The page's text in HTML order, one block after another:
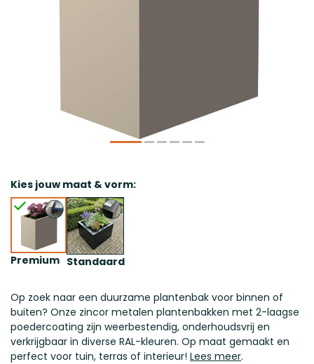
Kies jouw maat & vorm:
Premium Standaard
Op zoek naar een duurzame plantenbak voor binnen of
buiten? Onze zincor metalen plantenbakken met 2-laagse
poedercoating zijn weerbestendig, onderhoudsvrij en
verkrijgbaar in diverse RAL-kleuren. Op maat gemaakt en
perfect voor tuin, terras of interieur! Lees meer.